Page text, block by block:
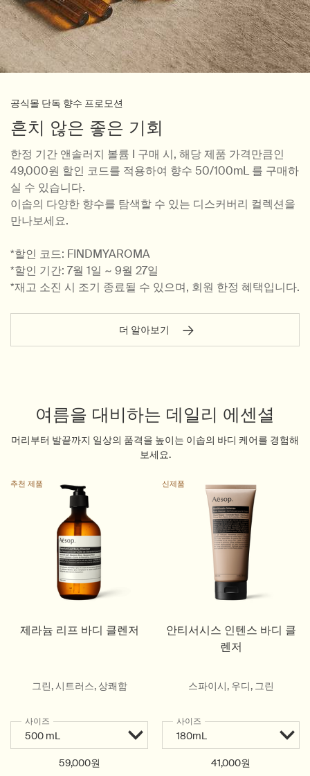
공식몰 단독 향수 프로모션
흔치 않은 좋은 기회
한정 기간 앤솔러지 볼륨 I 구매 시, 해당 제품 가격만큼인
49,000원 할인 코드를 적용하여 향수 50/100mL 를 구매하
실 수 있습니다.
이솝의 다양한 향수를 탐색할 수 있는 디스커버리 컬렉션을
만나보세요.
*할인 코드: FINDMYAROMA
*할인 기간: 7월 1일 ~ 9월 27일
*재고 소진 시 조기 종료될 수 있으며, 회원 한정 혜택입니다.
더 알아보기
여름을 대비하는 데일리 에센셜
머리부터 발끝까지 일상의 품격을 높이는 이솝의 바디 케어를 경험해
보세요.
추천 제품
제라늄 리프 바디 클렌저
그린, 시트러스, 상쾌함
사이즈
59,000원
신제품
안티서시스 인텐스 바디 클
렌저
스파이시, 우디, 그린
사이즈
41,000원